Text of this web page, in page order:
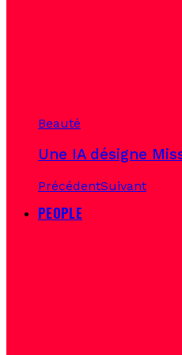
Beauté
Une IA désigne
PrécédentSuivant
PEOPLE